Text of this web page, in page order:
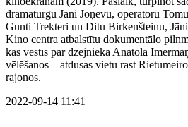
dramaturgu Jāni Joņevu, operatoru
Gunti Trekteri un Ditu Birkenšteinu,
Kino centra atbalstītu dokumentālo
kas vēstīs par dzejnieka Anatola
vēlēšanos – atdusas vietu rast
rajonos.
2022-09-14 11:41